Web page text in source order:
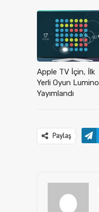
Apple TV İçin, İlk
Yerli Oyun Lumino
Yayımlandı
Paylaş